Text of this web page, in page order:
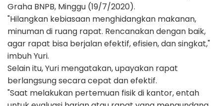
Graha BNPB, Minggu (19/7/2020).
"Hilangkan kebiasaan menghidangkan makanan,
minuman di ruang rapat. Rencanakan dengan baik,
agar rapat bisa berjalan efektif, efisien, dan singkat,"
imbuh Yuri.
Selain itu, Yuri mengatakan, upayakan rapat
berlangsung secara cepat dan efektif.
"Saat melakukan pertemuan fisik di kantor, entah